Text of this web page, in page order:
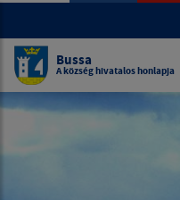
Bussa
A község hivatalos honlapja